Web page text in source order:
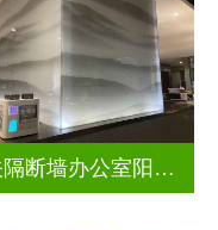
玄关隔断墙办公室阳台挡门玻璃背景墙